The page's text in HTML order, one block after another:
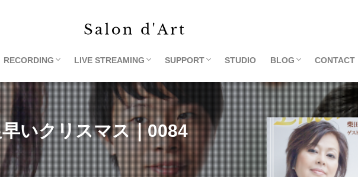
ペース予約ページ
RECORDING
コンサート収録
コンクール・オーディション用収録
サンプル
音響・映像機材レンタル
LIVE STREAMING
ライブコンサート一覧
レンディング
コンサートオンデマンド
ライブコンサートご依頼
SUPPORT
1. レンタルアドレス
2. 写真・チラシ・録音・マネジメント
3. ホールご紹介
4.打楽器レンタル
STUDIO BLOG
一般記事
会員記事
CONTACT
いクリスマス｜0084